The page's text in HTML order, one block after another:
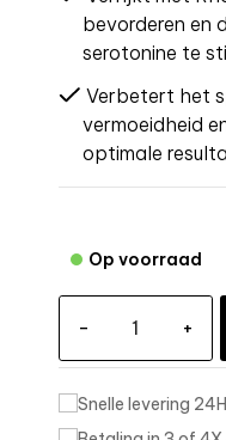
bevorderen en
serotonine te
Verbetert het
vermoeidheid
optimale
Op voorraad
- +